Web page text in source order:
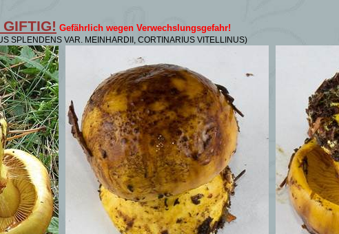
Gefährlich wegen Verwechslungsgefahr!
SPLENDENS VAR. MEINHARDII, CORTINARIUS VITELLINUS)